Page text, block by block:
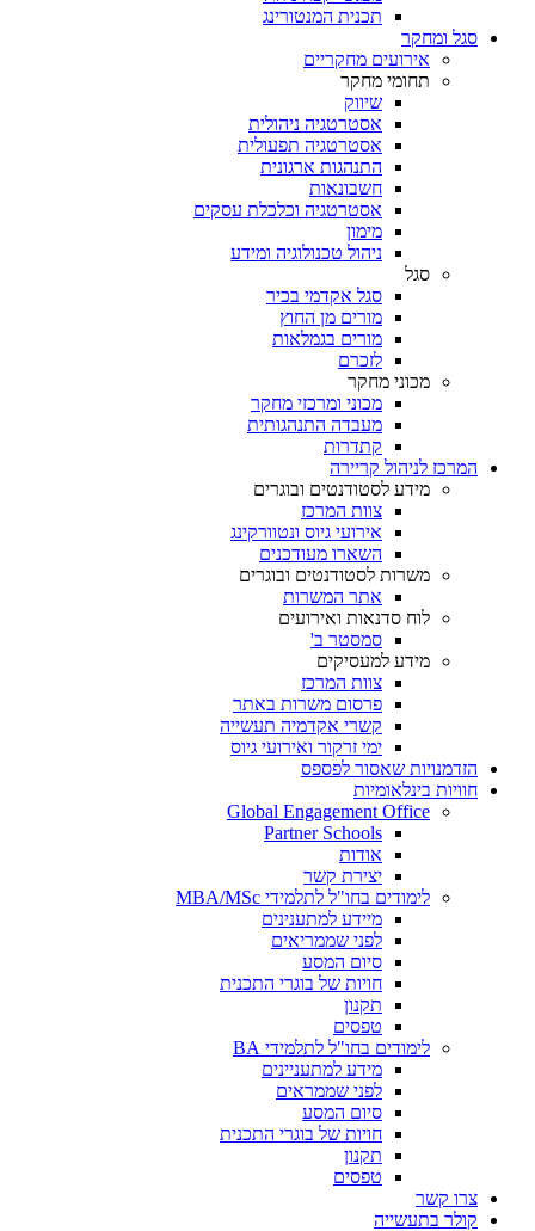
תכנית המנטורינג
סגל ומחקר
אירועים מחקריים
תחומי מחקר
שיווק
אסטרטגיה ניהולית
אסטרטגיה תפעולית
התנהגות ארגונית
חשבונאות
אסטרטגיה וכלכלת עסקים
מימון
ניהול טכנולוגיה ומידע
סגל
סגל אקדמי בכיר
מורים מן החוץ
מורים בגמלאות
לזכרם
מכוני מחקר
מכוני ומרכזי מחקר
מעבדה התנהגותית
קתדרות
המרכז לניהול קריירה
מידע לסטודנטים ובוגרים
צוות המרכז
אירועי גיוס ונטוורקינג
השארו מעודכנים
משרות לסטודנטים ובוגרים
אתר המשרות
לוח סדנאות ואירועים
סמסטר ב'
מידע למעסיקים
צוות המרכז
פרסום משרות באתר
קשרי אקדמיה תעשייה
ימי זרקור ואירועי גיוס
הזדמנויות שאסור לפספס
חוויות בינלאומיות
Global Engagement Office
Partner Schools
אודות
יצירת קשר
לימודים בחו"ל לתלמידי MBA/MSc
מיידע למתענינים
לפני שממריאים
סיום המסע
חויות של בוגרי התכנית
תקנון
טפסים
לימודים בחו"ל לתלמידי BA
מידע למתעניינים
לפני שממראים
סיום המסע
חויות של בוגרי התכנית
תקנון
טפסים
צרו קשר
קולר בתעשייה